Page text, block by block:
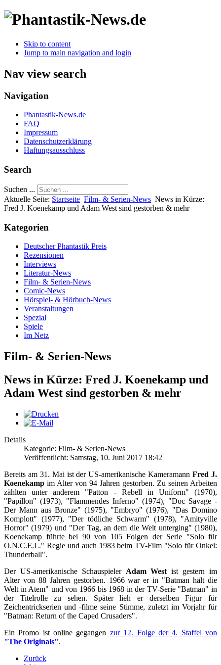
Skip to content
Jump to main navigation and login
Nav view search
Navigation
Phantastik-News.de
FAQ
Impressum
Datenschutzerklärung
Haftungsausschluss
Search
Suchen ...
Aktuelle Seite: Startseite Film- & Serien-News News in Kürze:
Fred J. Koenekamp und Adam West sind gestorben & mehr
Kategorien
Deutscher Phantastik Preis
Rezensionen
Interviews
Literatur-News
Film- & Serien-News
Comic-News
Hörspiel- & Hörbuch-News
Veranstaltungen
Spezial
Spiele
Im Netz
Film- & Serien-News
News in Kürze: Fred J. Koenekamp und
Adam West sind gestorben & mehr
Details
Kategorie: Film- & Serien-News
Veröffentlicht: Samstag, 10. Juni 2017 18:42
Bereits am 31. Mai ist der US-amerikanische KameramannFred J.
Koenekamp im Alter von 94 Jahren gestorben. Zu seinen Arbeiten
zählten unter anderem "Patton - Rebell in Uniform" (1970),
"Papillon" (1973), "Flammendes Inferno" (1974), "Doc Savage -
Der Mann aus Bronze" (1975), "Embryo" (1976), "Das Domino
Komplott" (1977), "Der tödliche Schwarm" (1978), "Amityville
Horror" (1979) und "Der Tag, an dem die Welt unterging" (1980),
Koenekamp führte bei 90 von 105 Folgen der Serie "Solo für
O.N.C.E.L." Regie und auch 1983 beim TV-Film "Solo für Onkel:
Thunderball".
Der US-amerikanische Schauspieler Adam West ist gestern im
Alter von 88 Jahren gestorben. 1966 war er in "Batman hält die
Welt in Atem" und von 1966 bis 1968 in der TV-Serie "Batman" in
der Titelrolle zu sehen. Später lieh er derselben Figur für
Zeichentrickserien und -filme seine Stimme, zuletzt im Vorjahr für
"Batman: Return of the Caped Crusaders".
Ein Promo ist online gegangen zur 12. Folge der 4. Staffel von
"The Originals".
Zurück